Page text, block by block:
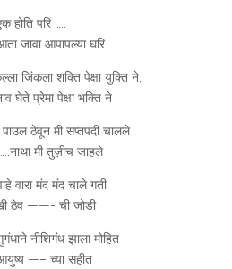
होति परि …..
जावा आपापल्या घरि
जिंकला शक्ति पेक्षा युक्ति ने,
घेते प्रेमा पेक्षा भक्ति ने
पाउल ठेवून मी सप्तपदी चालले
मी तुज़ीच जाहले
वारा मंद मंद चाले गती
ठेव ——- ची जोडी
नीशिगंध झाला मोहित
—– च्या सहीत